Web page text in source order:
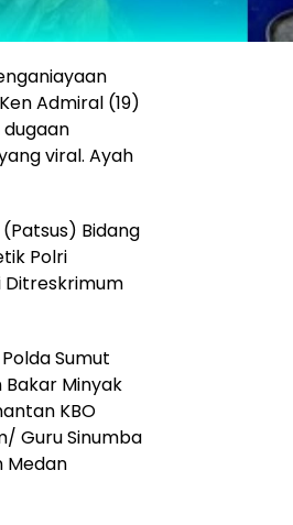
Admiral (19)
dugaan
viral. Ayah
Bidang
Polri
Ditreskrimum
Sumut
Minyak
KBO
Guru Sinumba
Medan